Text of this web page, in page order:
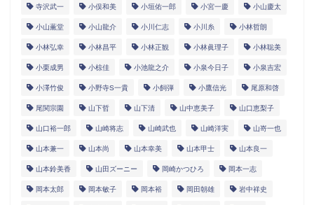
寺沢武一 小俣和美 小垣佑一郎 小宮一慶 小山慶太
小山薫堂 小山龍介 小川仁志 小川糸 小林哲朗
小林弘幸 小林昌平 小林正観 小林眞理子 小林聡美
小栗成男 小椋佳 小池龍之介 小泉今日子 小泉吉宏
小澤竹俊 小野寺S一貴 小飼弾 小鷹信光 尾原和啓
尾関宗園 山下哲 山下清 山中恵美子 山口恵梨子
山口裕一郎 山崎将志 山崎武也 山崎洋実 山嵜一也
山本兼一 山本尚 山本幸美 山本甲士 山本良一
山本鈴美香 山田ズーニー 岡崎かつひろ 岡本一志
岡本太郎 岡本敏子 岡本裕 岡田朝雄 岩中祥史